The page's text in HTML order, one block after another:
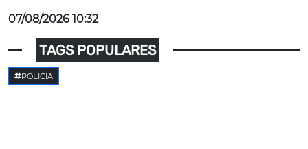
07/08/2026 10:32
TAGS POPULARES
POLICIA